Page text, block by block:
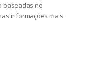
baseadas no
informações mais